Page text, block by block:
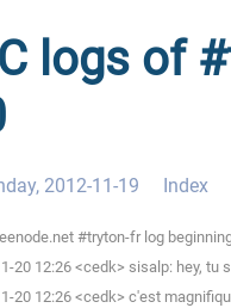
logs of
2012-11-19 Index
#tryton-fr log
20 12:26 <cedk> sisalp: hey, tu
20 12:26 <cedk> c'est